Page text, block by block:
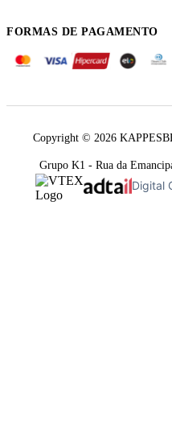
FORMAS DE PAGAMENTO
Copyright © 2026
Grupo K1 - Rua da
Digital